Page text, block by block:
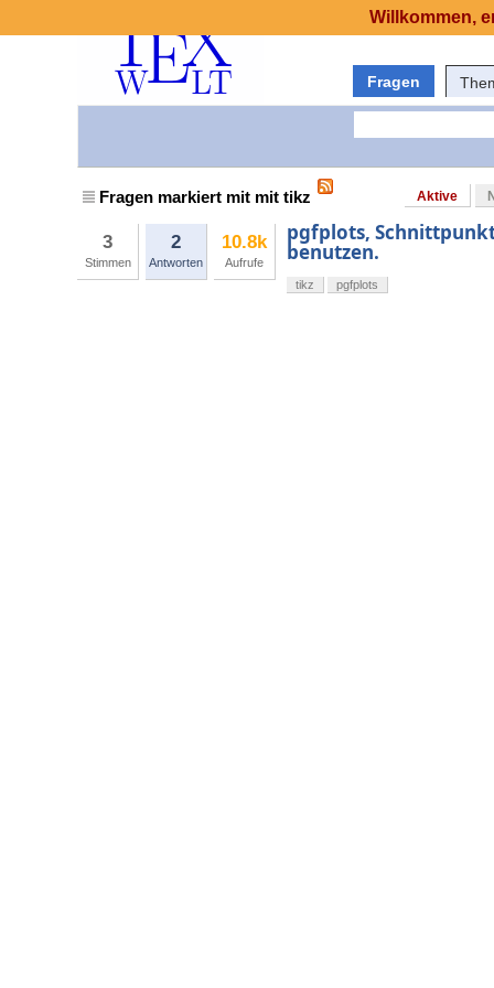
Fragen
Fragen markiert mit mit tikz Aktive
3
Stimmen
2
Antworten
10.8k
Aufrufe
pgfplots,
benutzen.
tikz pgfplots
Willkommen,